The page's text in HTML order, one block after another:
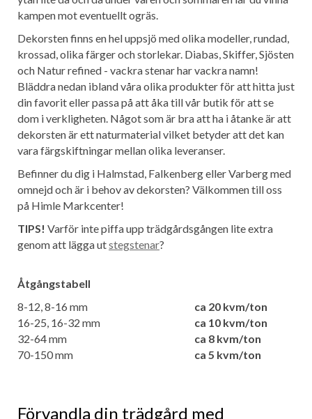
kampen mot eventuellt ogräs.
Dekorsten finns en hel uppsjö med olika modeller, rundad,
krossad, olika färger och storlekar. Diabas, Skiffer, Sjösten
och Natur refined - vackra stenar har vackra namn!
Bläddra nedan ibland våra olika produkter för att hitta just
din favorit eller passa på att åka till vår butik för att se
dom i verkligheten. Något som är bra att ha i åtanke är att
dekorsten är ett naturmaterial vilket betyder att det kan
vara färgskiftningar mellan olika leveranser.
Befinner du dig i Halmstad, Falkenberg eller Varberg med
omnejd och är i behov av dekorsten? Välkommen till oss
på Himle Markcenter!
TIPS! Varför inte piffa upp trädgårdsgången lite extra
genom att lägga utstegstenar?
Åtgångstabell
8-12, 8-16 mm
ca 20 kvm/ton
16-25, 16-32 mm
ca 10 kvm/ton
32-64 mm
ca 8 kvm/ton
70-150 mm
ca 5 kvm/ton
Förvandla din trädgård med